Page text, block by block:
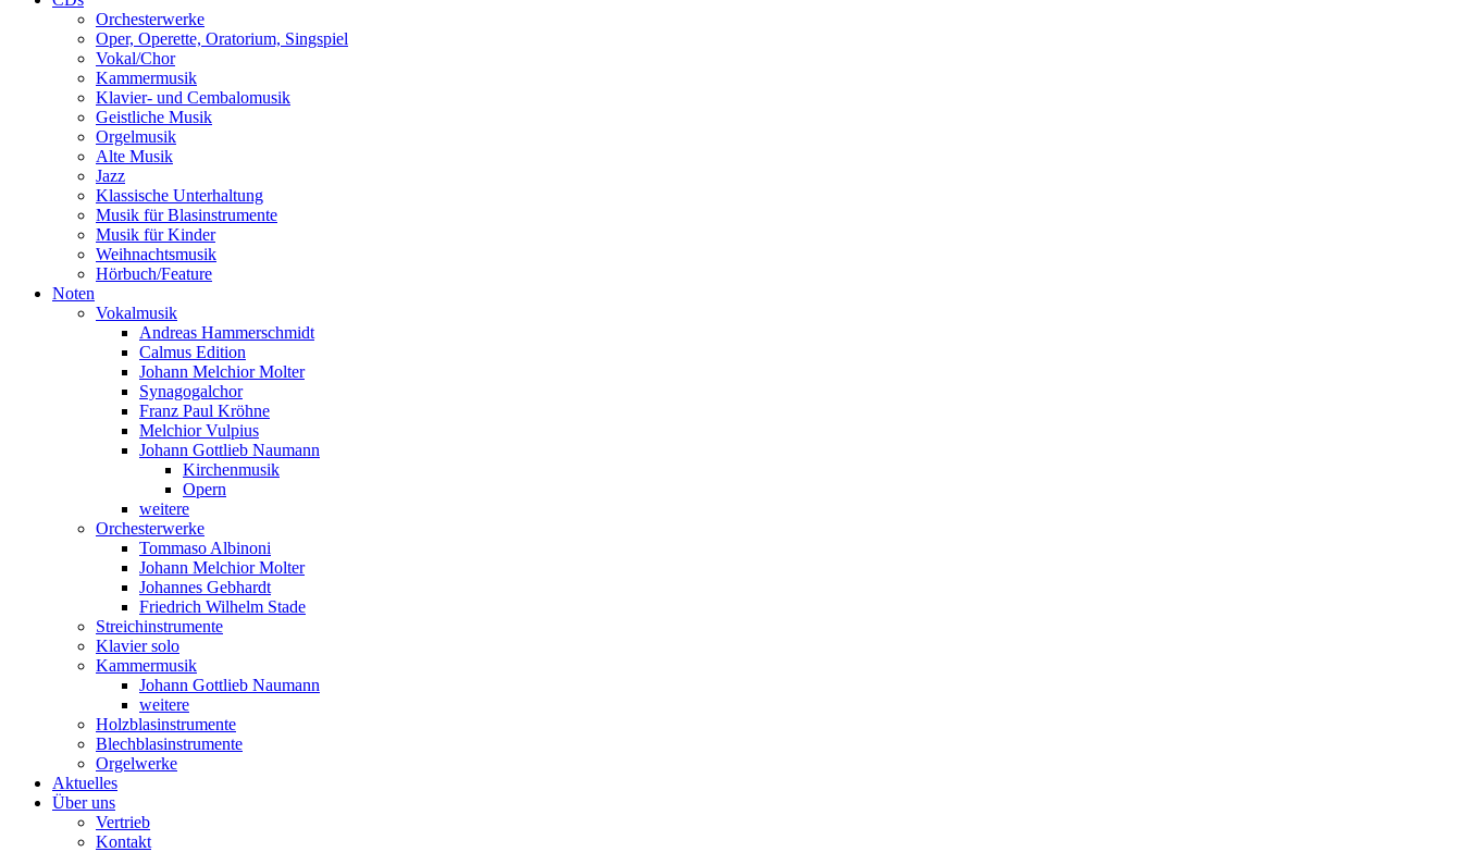
Orchesterwerke
Oper, Operette, Oratorium, Singspiel
Vokal/Chor
Kammermusik
Klavier- und Cembalomusik
Geistliche Musik
Orgelmusik
Alte Musik
Jazz
Klassische Unterhaltung
Musik für Blasinstrumente
Musik für Kinder
Weihnachtsmusik
Hörbuch/Feature
Noten
Vokalmusik
Andreas Hammerschmidt
Calmus Edition
Johann Melchior Molter
Synagogalchor
Franz Paul Kröhne
Melchior Vulpius
Johann Gottlieb Naumann
Kirchenmusik
Opern
weitere
Orchesterwerke
Tommaso Albinoni
Johann Melchior Molter
Johannes Gebhardt
Friedrich Wilhelm Stade
Streichinstrumente
Klavier solo
Kammermusik
Johann Gottlieb Naumann
weitere
Holzblasinstrumente
Blechblasinstrumente
Orgelwerke
Aktuelles
Über uns
Vertrieb
Kontakt